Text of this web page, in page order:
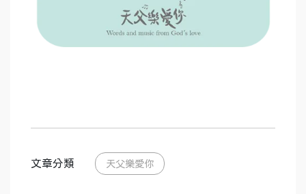
文章分類 天父樂愛你